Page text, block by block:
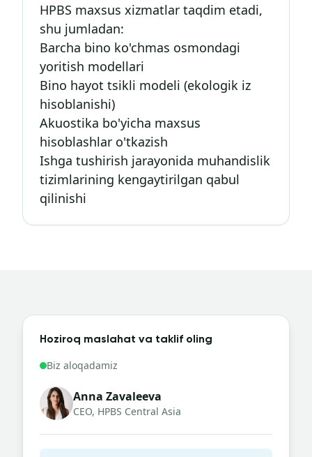
HPBS maxsus xizmatlar taqdim etadi,
shu jumladan:
Barcha bino ko'chmas osmondagi
yoritish modellari
Bino hayot tsikli modeli (ekologik iz
hisoblanishi)
Akuostika bo'yicha maxsus
hisoblashlar o'tkazish
Ishga tushirish jarayonida muhandislik
tizimlarining kengaytirilgan qabul
qilinishi
Hoziroq maslahat va taklif oling
Biz aloqadamiz
Anna Zavaleeva
CEO, HPBS Central Asia